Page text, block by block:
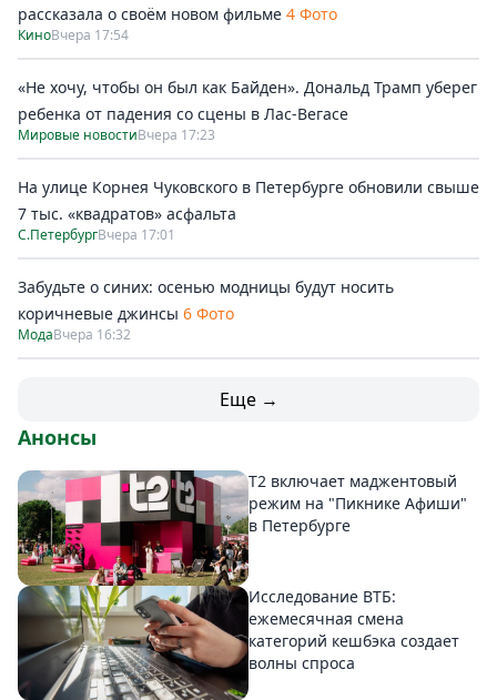
рассказала о своём новом фильме 4 Фото
КиноВчера 17:54
«Не хочу, чтобы он был как Байден». Дональд Трамп уберег
ребенка от падения со сцены в Лас-Вегасе
Мировые новостиВчера 17:23
На улице Корнея Чуковского в Петербурге обновили свыше
7 тыс. «квадратов» асфальта
С.ПетербургВчера 17:01
Забудьте о синих: осенью модницы будут носить
коричневые джинсы 6 Фото
МодаВчера 16:32
Еще →
Анонсы
Т2 включает маджентовый
режим на "Пикнике Афиши"
в Петербурге
Исследование ВТБ:
ежемесячная смена
категорий кешбэка создает
волны спроса